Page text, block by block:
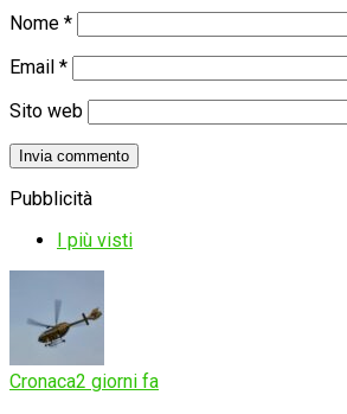
Nome *
Email *
Sito web
Pubblicità
I più visti
Cronaca2 giorni fa